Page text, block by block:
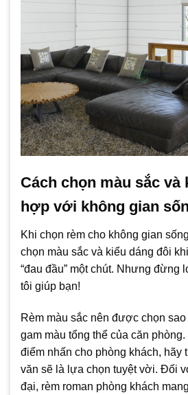
Cách chọn màu sắc và
hợp với không gian
Khi chọn rèm cho không gian
chọn màu sắc và kiểu dáng đôi
“đau đầu” một chút. Nhưng đừng
tôi giúp bạn!
Rèm màu sắc nên được chọn
gam màu tổng thể của căn
điểm nhấn cho phòng khách, hãy
văn sẽ là lựa chọn tuyệt vời. Đối
đại, rèm roman phòng khách